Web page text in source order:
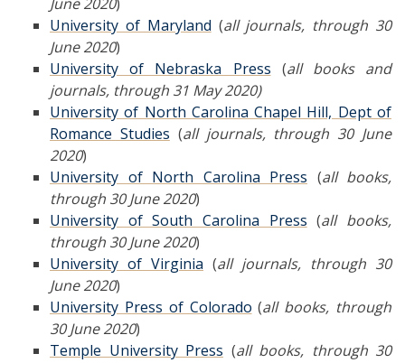
University of Maryland (all journals, through 30
June 2020)
University of Nebraska Press (all books and
journals, through 31 May 2020)
University of North Carolina Chapel Hill, Dept of
Romance Studies (all journals, through 30 June
2020)
University of North Carolina Press (all books,
through 30 June 2020)
University of South Carolina Press (all books,
through 30 June 2020)
University of Virginia (all journals, through 30
June 2020)
University Press of Colorado (all books, through
30 June 2020)
Temple University Press (all books, through 30